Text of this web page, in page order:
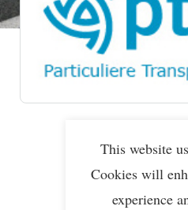
Lean & GreenLEAN & GREEN
This website
Cookies will
experience